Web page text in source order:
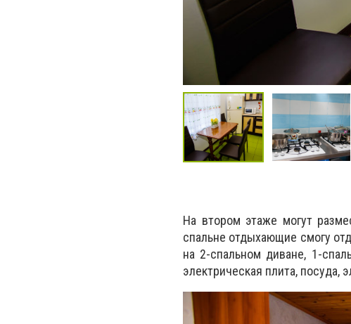
На втором этаже могут
спальне отдыхающие смогу
на 2-спальном диване, 1-
электрическая плита, посуда,